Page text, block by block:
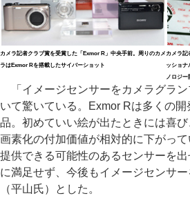
カメラ記者クラブ賞を受賞した「Exmor R」中央手前。周りのカメ
ラはExmor Rを搭載したサイバーショット
カメラ記
ッショナ
ノロジー
「イメージセンサーをカメラグラ
いて驚いている。Exmor Rは多くの
品。初めていい絵が出たときには喜
画素化の付加価値が相対的に下がっ
提供できる可能性のあるセンサーを
に満足せず、今後もイメージセンサー
（平山氏）とした。